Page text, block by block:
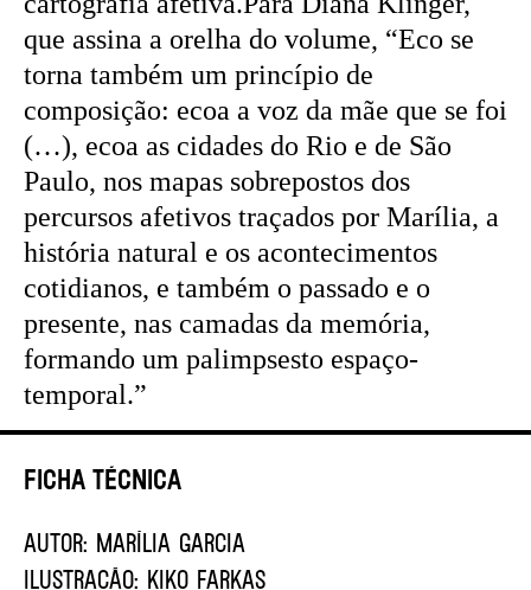
Ficha Técnica
AUTOR: Marília Garcia
ILUSTRAÇÃO: KIKO FARKAS
que assina a orelha do volume, “Eco se
torna também um princípio de
composição: ecoa a voz da mãe que se foi
(…), ecoa as cidades do Rio e de São
Paulo, nos mapas sobrepostos dos
percursos afetivos traçados por Marília, a
história natural e os acontecimentos
cotidianos, e também o passado e o
presente, nas camadas da memória,
formando um palimpsesto espaço-
temporal.”